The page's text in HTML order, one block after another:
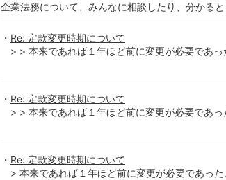
企業法務について、みんなに相談したり、分かる
Re: 定款変更時期について
> > 本来であれば１年ほど前に変更が必要であ
Re: 定款変更時期について
> > 本来であれば１年ほど前に変更が必要であ
Re: 定款変更時期について
> 本来であれば１年ほど前に変更が必要であっ